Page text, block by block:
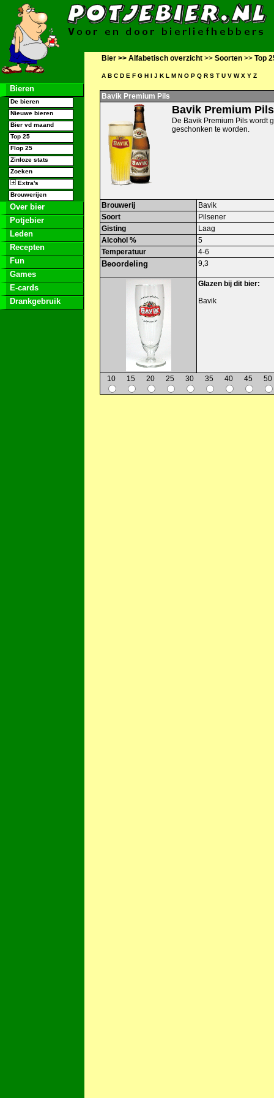
Bieren
De bieren
Nieuwe bieren
Bier vd maand
Top 25
Flop 25
Zinloze stats
Zoeken
Extra's
Brouwerijen
Over bier
Potjebier
Leden
Recepten
Fun
Games
E-cards
Drankgebruik
Bier >> Alfabetisch overzicht >> Soorten >> Top
A B C D E F G H I J K L M N O P Q R S T U V W X Y Z
Bavik Premium Pils
Bavik Premium Pils
De Bavik Premium Pils wordt
geschonken te worden.
Brouwerij
Bavik
Soort
Pilsener
Gisting
Laag
Alcohol %
5
Temperatuur
4-6
Beoordeling 9,3
Glazen bij dit bier:
Bavik
10 15 20 25 30 35 40 45 50